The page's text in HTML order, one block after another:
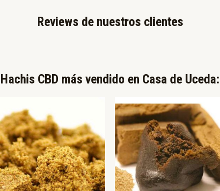
Reviews de nuestros clientes
Hachis CBD más vendido en Casa de Uceda:​